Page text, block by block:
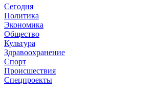
Сегодня
Политика
Экономика
Общество
Культура
Здравоохранение
Спорт
Происшествия
Спецпроекты